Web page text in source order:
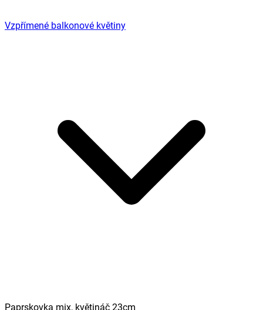
Vzpřímené balkonové květiny
Paprskovka mix, květináč 23cm